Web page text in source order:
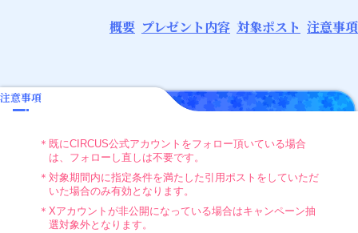
概要 プレゼント内容 対象ポスト 注意事項
注意事項
既にCIRCUS公式アカウントをフォロー頂いている場合
は、フォローし直しは不要です。
対象期間内に指定条件を満たした引用ポストをしていただ
いた場合のみ有効となります。
Xアカウントが非公開になっている場合はキャンペーン抽
選対象外となります。